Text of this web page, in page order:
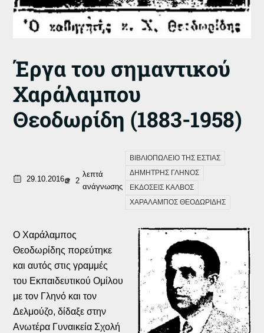
Έργα του σημαντικού
Χαράλαμπου
Θεοδωρίδη (1883-1958)
29.10.2016 2
λεπτά
ανάγνωσης
ΒΙΒΛΙΟΠΩΛΕΙΟ ΤΗΣ ΕΣΤΙΑΣ
ΔΗΜΗΤΡΗΣ ΓΛΗΝΟΣ
ΕΚΔΟΣΕΙΣ ΚΑΛΒΟΣ
ΧΑΡΑΛΑΜΠΟΣ ΘΕΟΔΩΡΙΔΗΣ
Ο Χαράλαμπος
Θεοδωρίδης πορεύτηκε
και αυτός στις γραμμές
του Εκπαιδευτικού Ομίλου
με τον Γληνό και τον
Δελμούζο, δίδαξε στην
Ανωτέρα Γυναικεία Σχολή